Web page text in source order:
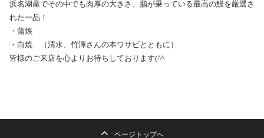
浜名湖産でその中でも肉厚の大きさ、 脂が乗っている最高の鰻を厳選さ
れた一品！
・蒲焼
・白焼 （清水、竹澤さんの本ワサビとともに）
皆様のご来店を心よりお待ちしております(^^
ページトップへ